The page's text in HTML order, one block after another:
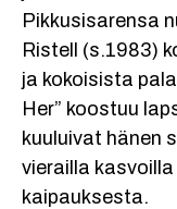
Pikkusisarensa
Ristell (s.1983)
ja kokoisista
Her” koostuu
kuuluivat hänen
vierailla
kaipauksesta.